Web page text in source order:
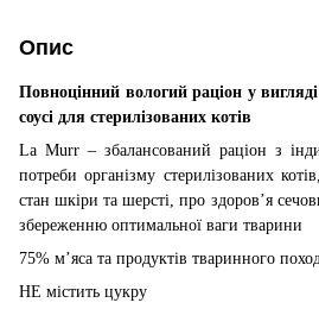
Опис
Повноцінний вологий раціон у
соусі для стерилізованих котів
La Murr – збалансований раціон з
потреби організму стерилізованих
стан шкіри та шерсті, про здоров’я
збереженню оптимальної ваги тварини
75% м’яса та продуктів тваринного
НЕ містить цукру